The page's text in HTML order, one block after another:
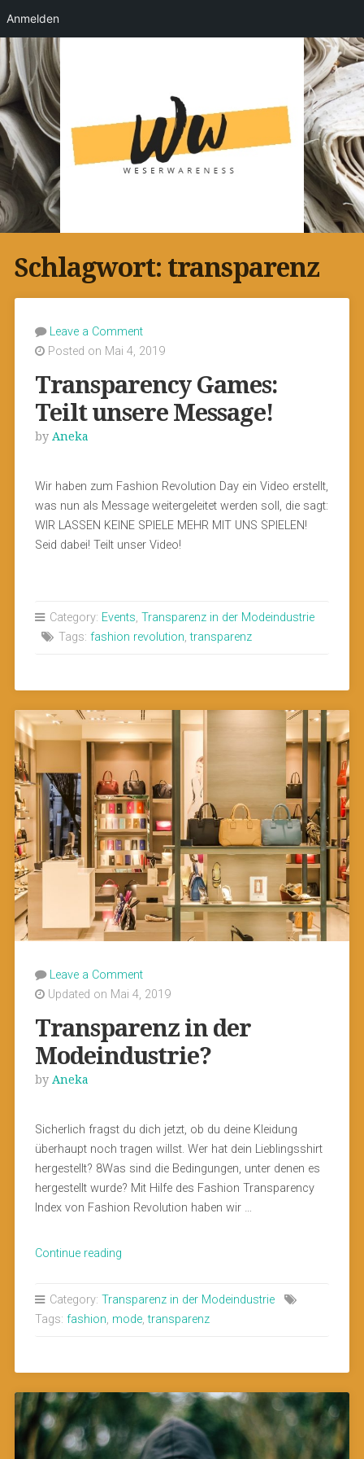
Anmelden
Schlagwort: transparenz
Leave a Comment
Posted on Mai 4, 2019
Transparency Games:
Teilt unsere Message!
by Aneka
Wir haben zum Fashion Revolution Day ein Video erstellt,
was nun als Message weitergeleitet werden soll, die sagt:
WIR LASSEN KEINE SPIELE MEHR MIT UNS SPIELEN!
Seid dabei! Teilt unser Video!
Category: Events, Transparenz in der Modeindustrie
Tags: fashion revolution,transparenz
Leave a Comment
Updated on Mai 4, 2019
Transparenz in der
Modeindustrie?
by Aneka
Sicherlich fragst du dich jetzt, ob du deine Kleidung
überhaupt noch tragen willst. Wer hat dein Lieblingsshirt
hergestellt? 8Was sind die Bedingungen, unter denen es
hergestellt wurde? Mit Hilfe des Fashion Transparency
Index von Fashion Revolution haben wir …
Continue reading„Transparenz
Modeindustrie?“
Category: Transparenz in der Modeindustrie
Tags: fashion, mode,transparenz